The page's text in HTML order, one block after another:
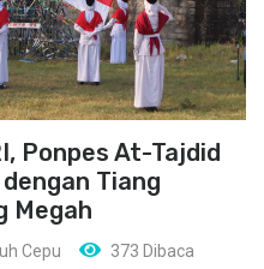
Ponpes At-Tajdid
Tiang
Megah
Cepu 373 Dibaca